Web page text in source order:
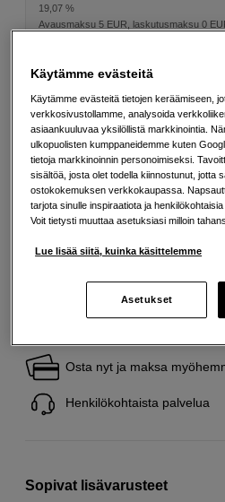
19,07 %
Avausmaksu 5 EUR, laskutusmaksu 0
saada maksuhäiriömerkinnän. Se voi
liittymien tekemistä ja uusien lainojen
velkaneuvonnasta. Yhteystiedot löydät
SP tykkää
Tämä on tuote, josta
Seuraa tätä symbolia
suosikkejamme.
Osta nyt ja maksa
Henkilökohtaista palvelua
Sopivat lisävarusteet
Käytämme evästeitä
Käytämme evästeitä tietojen keräämiseen,
verkkosivustollamme, analysoida
asiaankuuluvaa yksilöllistä markkinointia.
ulkopuolisten kumppaneidemme kuten
tietoja markkinoinnin personoimiseksi.
sisältöä, josta olet todella kiinnostunut, jotta
ostokokemuksen verkkokaupassa.
tarjota sinulle inspiraatiota ja
Voit tietysti muuttaa asetuksiasi milloin
Lue lisää siitä, kuinka käsittelemme
Asetukset